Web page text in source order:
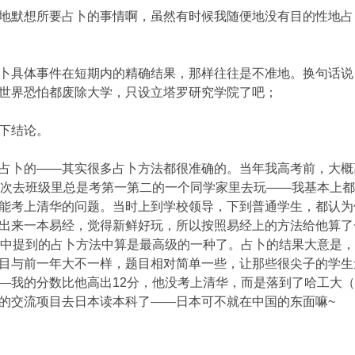
默想所要占卜的事情啊，虽然有时候我随便地没有目的性地
具体事件在短期内的精确结果，那样往往是不准地。换句话
界恐怕都废除大学，只设立塔罗研究学院了吧；
结论。
卜的——其实很多占卜方法都很准确的。当年我高考前，大概
去班级里总是考第一第二的一个同学家里去玩——我基本上
上清华的问题。当时上到学校领导，下到普通学生，都认
来一本易经，觉得新鲜好玩，所以按照易经上的方法给他算
提到的占卜方法中算是最高级的一种了。占卜的结果大意是
与前一年大不一样，题目相对简单一些，让那些很尖子的学
的分数比他高出12分，他没考上清华，而是落到了哈工大
交流项目去日本读本科了——日本可不就在中国的东面嘛~